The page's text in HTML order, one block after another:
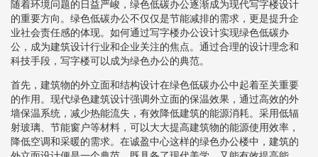
随着环境问题的日益严峻，绿色低碳办公逐渐成为现代写字楼设计
的重要方向。绿色低碳办公不仅仅是节能减排的需求，更是提升企
业社会责任感的体现。如何通过写字楼办公设计实现绿色低碳办
公，成为建筑设计行业和企业关注的焦点。通过合理的设计理念和
科技手段，写字楼可以成为绿色办公的典范。
首先，建筑物的外立面和结构设计在绿色低碳办公中起着至关重要
的作用。现代绿色建筑设计强调外立面的保温效果，通过高效的外
墙保温系统，减少热能流失，有效降低建筑的能源消耗。采用低辐
射玻璃、节能窗户等材料，可以大大提高建筑物的能源使用效率，
降低空调和采暖的需求。在诚盈中心这样的绿色办公楼中，建筑的